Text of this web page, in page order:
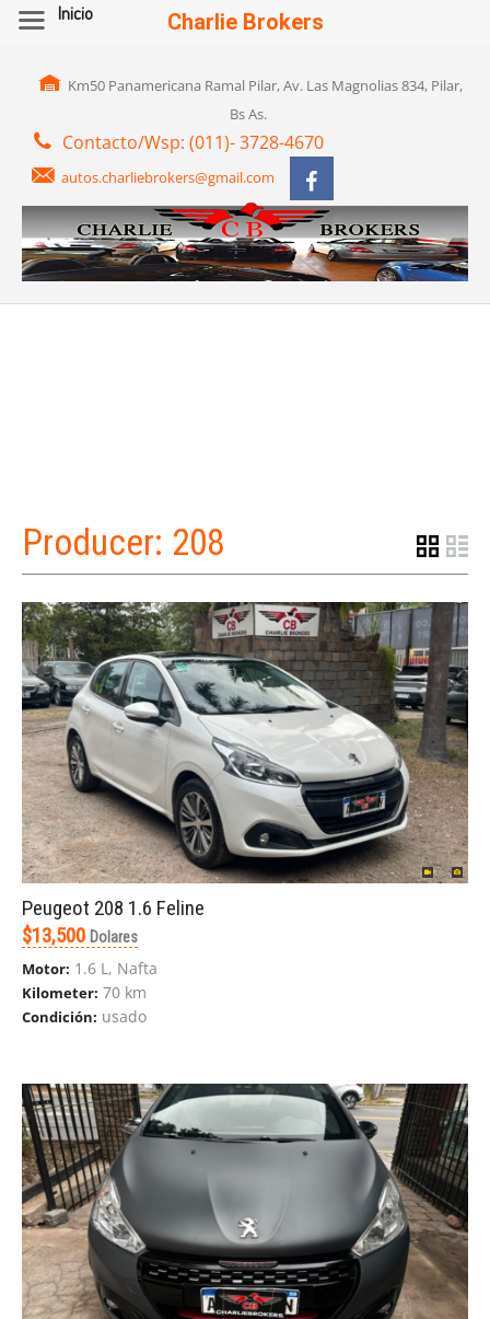
Km50 Panamericana Ramal Pilar, Av. Las Magnolias 834, Pilar,
Bs As.
Contacto/Wsp: (011)- 3728-4670
autos.charliebrokers@gmail.com
Producer: 208
Peugeot 208 1.6 Feline
$13,500 Dolares
Motor: 1.6 L, Nafta
Kilometer: 70 km
Condición: usado
Inicio Charlie Brokers